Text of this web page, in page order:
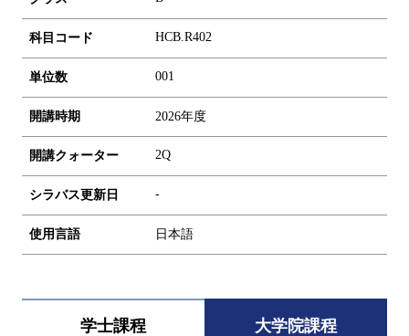
科目コード HCB.R402
単位数 001
開講時期 2026年度
開講クォーター 2Q
シラバス更新日 -
使用言語 日本語
学士課程 大学院課程